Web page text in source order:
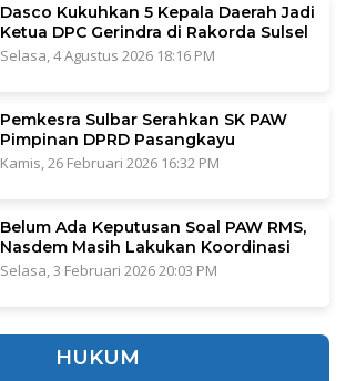
Dasco Kukuhkan 5 Kepala Daerah Jadi
Ketua DPC Gerindra di Rakorda Sulsel
Selasa, 4 Agustus 2026 18:16 PM
Pemkesra Sulbar Serahkan SK PAW
Pimpinan DPRD Pasangkayu
Kamis, 26 Februari 2026 16:32 PM
Belum Ada Keputusan Soal PAW RMS,
Nasdem Masih Lakukan Koordinasi
Selasa, 3 Februari 2026 20:03 PM
HUKUM